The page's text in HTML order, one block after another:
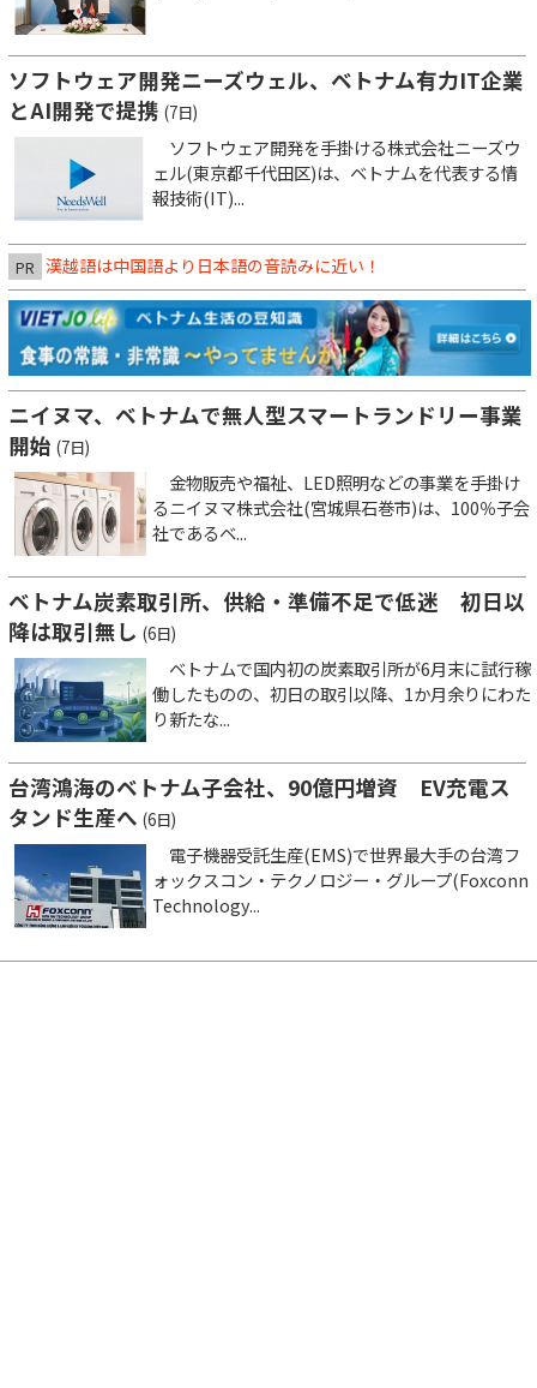
ソフトウェア開発ニーズウェル、ベトナム有力IT企業
とAI開発で提携 (7日)
ソフトウェア開発を手掛ける株式会社ニーズウ
ェル(東京都千代田区)は、ベトナムを代表する情
報技術(IT)...
PR 漢越語は中国語より日本語の音読みに近い！
ニイヌマ、ベトナムで無人型スマートランドリー事業
開始 (7日)
金物販売や福祉、LED照明などの事業を手掛け
るニイヌマ株式会社(宮城県石巻市)は、100％子会
社であるベ...
ベトナム炭素取引所、供給・準備不足で低迷 初日以
降は取引無し (6日)
ベトナムで国内初の炭素取引所が6月末に試行稼
働したものの、初日の取引以降、1か月余りにわた
り新たな...
台湾鴻海のベトナム子会社、90億円増資 EV充電ス
タンド生産へ (6日)
電子機器受託生産(EMS)で世界最大手の台湾フ
ォックスコン・テクノロジー・グループ(Foxconn
Technology...